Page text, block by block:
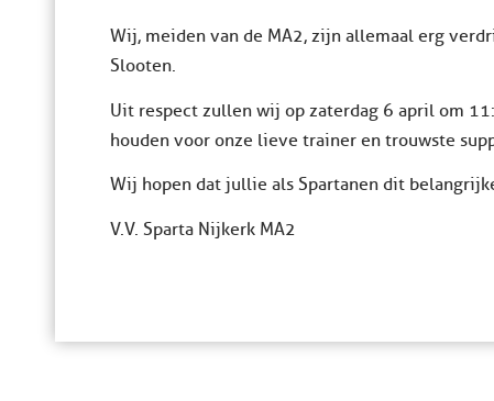
Wij, meiden van de MA2, zijn allemaal erg
Slooten.
Uit respect zullen wij op zaterdag 6 april om
houden voor onze lieve trainer en trouwste
Wij hopen dat jullie als Spartanen dit
V.V. Sparta Nijkerk MA2